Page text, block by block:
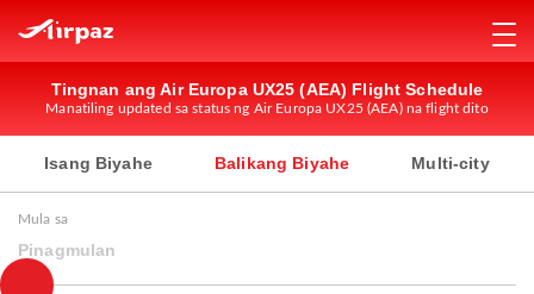
Tingnan ang Air Europa UX25 (AEA) Flight Schedule
Manatiling updated sa status ng Air Europa UX25 (AEA) na flight dito
Isang Biyahe Balikang Biyahe Multi-city
Mula sa
Pinagmulan